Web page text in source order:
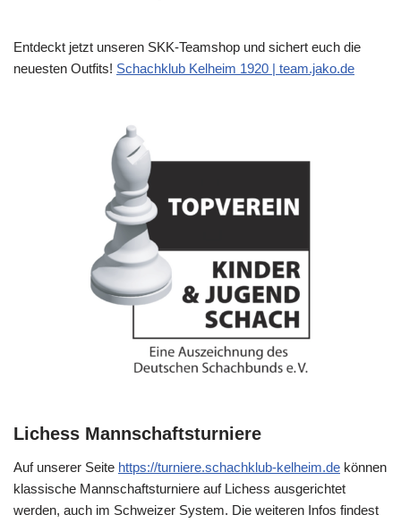
Entdeckt jetzt unseren SKK-Teamshop und sichert euch die
neuesten Outfits! Schachklub Kelheim 1920 | team.jako.de
Lichess Mannschaftsturniere
Auf unserer Seite https://turniere.schachklub-kelheim.de können
klassische Mannschaftsturniere auf Lichess ausgerichtet
werden, auch im Schweizer System. Die weiteren Infos findest